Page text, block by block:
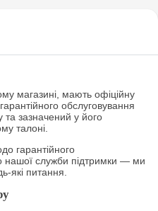
магазині, мають офіційну
обслуговування
та зазначений у його
талоні.
гарантійного
нашої служби підтримки — ми
які питання.